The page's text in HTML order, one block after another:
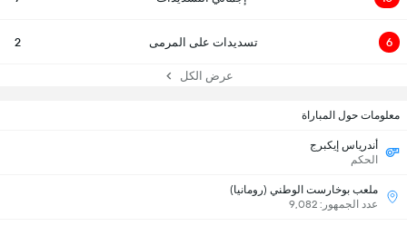
6 تسديدات على المرمى 2
عرض الكل
معلومات حول المباراة
أندرياس إيكبرج
الحكم
ملعب بوخارست الوطني (رومانيا)
عدد الجمهور: 9,082